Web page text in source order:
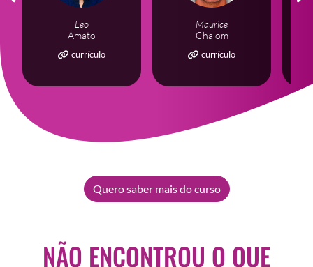
Leo
Amato
currículo
Maurice
Chalom
currículo
Quero saber mais do curso
NÃO ENCONTROU O QUE